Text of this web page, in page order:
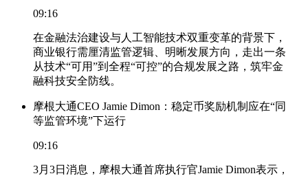
09:16
在金融法治建设与人工智能技术双重变革的背景下，
商业银行需厘清监管逻辑、明晰发展方向，走出一条
从技术“可用”到全程“可控”的合规发展之路，筑牢金
融科技安全防线。
摩根大通CEO Jamie Dimon：稳定币奖励机制应在“同
等监管环境”下运行
09:16
3月3日消息，摩根大通首席执行官Jamie Dimon表示，